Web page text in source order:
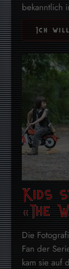
bekanntlich
Ich
Kids
«The
Die
Fan der
kam sie auf